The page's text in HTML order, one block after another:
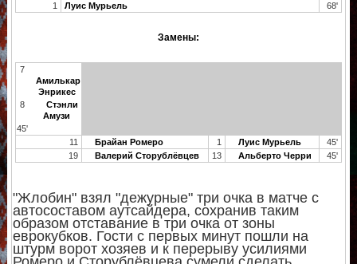
1
Луис Мурьель 68'
Замены:
7
Амилькар
Энрикес
8
Стэнли
Амузи
45'
11
Брайан Ромеро 1 Луис Мурьель
45'
19
Валерий Сторублёвцев 13 Альберто Черри 45'
"Жлобин" взял "дежурные" три очка в матче с
автосоставом аутсайдера, сохранив таким
образом отставание в три очка от зоны
еврокубков. Гости с первых минут пошли на
штурм ворот хозяев и к перерыву усилиями